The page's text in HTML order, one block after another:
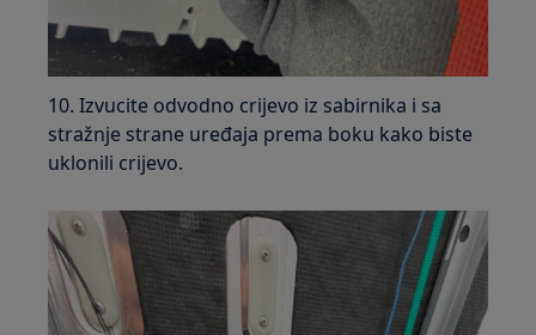
10. Izvucite odvodno crijevo iz sabirnika i sa
stražnje strane uređaja prema boku kako biste
uklonili crijevo.